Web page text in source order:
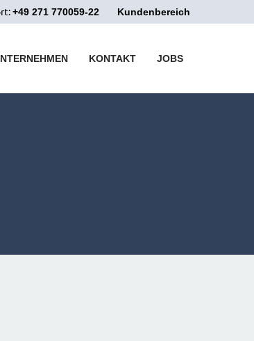
+49 271 770059-22 Kundenbereich
KONTAKT JOBS